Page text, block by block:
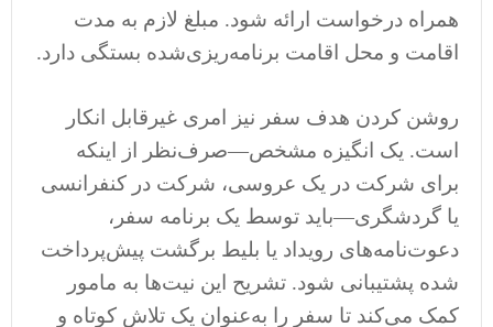
همراه درخواست ارائه شود. مبلغ لازم به مدت
اقامت و محل اقامت برنامه‌ریزی‌شده بستگی دارد.
روشن کردن هدف سفر نیز امری غیرقابل انکار
است. یک انگیزه مشخص—صرف‌نظر از اینکه
برای شرکت در یک عروسی، شرکت در کنفرانسی
یا گردشگری—باید توسط یک برنامه سفر،
دعوت‌نامه‌های رویداد یا بلیط برگشت پیش‌پرداخت
شده پشتیبانی شود. تشریح این نیت‌ها به مامور
کمک می‌کند تا سفر را به‌عنوان یک تلاش کوتاه و